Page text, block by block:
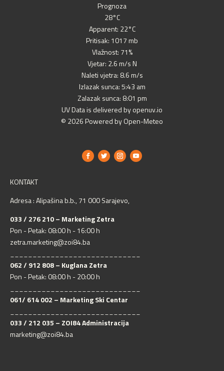
Prognoza
28°C
Apparent: 22°C
Pritisak: 1017 mb
Vlažnost: 71%
Vjetar: 2.6 m/s N
Naleti vjetra: 8.6 m/s
Izlazak sunca: 5:43 am
Zalazak sunca: 8:01 pm
UV Data is delivered by openuv.io
© 2026 Powered by Open-Meteo
KONTAKT
Adresa : Alipašina b.b., 71 000 Sarajevo,
033 / 276 210 – Marketing Zetra
Pon - Petak: 08:00 h - 16:00 h
zetra.marketing@zoi84.ba
062 / 912 808 – Kuglana Zetra
Pon - Petak: 08:00 h - 20:00 h
061/ 614 002 – Marketing Ski Centar
033 / 212 035 – ZOI84 Administracija
marketing@zoi84.ba